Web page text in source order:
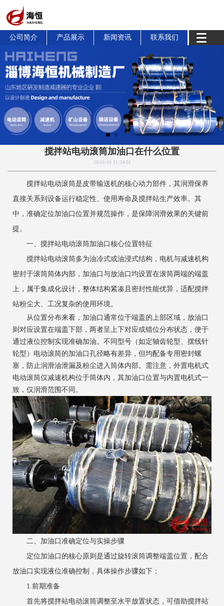
公司简介 产品展示 新闻资讯 联系我们
搅拌站电动滚筒加油口在什么位置
26/01/19 11:24:01
搅拌站电动滚筒是皮带输送机的核心动力部件，其润滑保养
直接关系到设备运行稳定性、使用寿命及搅拌站生产效率。其
中，准确定位加油口位置并规范操作，是保障润滑效果的关键前
提。
一、搅拌站电动滚筒加油口核心位置特征
搅拌站电动滚筒多为油冷式或油浸式结构，电机与减速机构
密封于滚筒筒体内部，加油口与放油口均设置在滚筒两端的端盖
上，属于集成化设计，整体结构紧凑且密封性能优异，适配搅拌
站粉尘大、工况复杂的使用环境。
从位置分布来看，加油口通常位于端盖的上部区域，放油口
则对应设置在端盖下部，两者呈上下对应或错位分布状态，便于
通过液位控制实现准确加油。不同型号（如定轴齿轮型、摆线针
轮型）电动滚筒的加油口孔径略有差异，但均配备专用密封螺
塞，防止润滑油泄漏及粉尘进入筒体内部。需注意，外置电机式
电动滚筒仅减速机构位于筒体内，其加油口位置与内置电机式一
致，仅润滑范围不同。
二、加油口准确定位与实操步骤
定位加油口的核心原则是通过旋转滚筒调整端盖位置，配合
放油口实现液位准确控制，具体操作步骤如下：
1.前期准备
首先将搅拌站电动滚筒调整至水平放置状态，可借助搅拌站